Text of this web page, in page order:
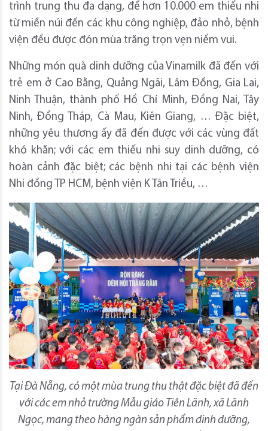
trình trung thu đa dạng, để hơn 10.000 em thiếu nhi
từ miền núi đến các khu công nghiệp, đảo nhỏ, bệnh
viện đều được đón mùa trăng trọn vẹn niềm vui.
Những món quà dinh dưỡng của Vinamilk đã đến với
trẻ em ở Cao Bằng, Quảng Ngãi, Lâm Đồng, Gia Lai,
Ninh Thuận, thành phố Hồ Chí Minh, Đồng Nai, Tây
Ninh, Đồng Tháp, Cà Mau, Kiên Giang, … Đặc biệt,
những yêu thương ấy đã đến được với các vùng đất
khó khăn; với các em thiếu nhi suy dinh dưỡng, có
hoàn cảnh đặc biệt; các bệnh nhi tại các bệnh viện
Nhi đồng TP HCM, bệnh viện K Tân Triều, …
Tại Đà Nẵng, có một mùa trung thu thật đặc biệt đã đến
với các em nhỏ trường Mẫu giáo Tiên Lãnh, xã Lãnh
Ngọc, mang theo hàng ngàn sản phẩm dinh dưỡng,